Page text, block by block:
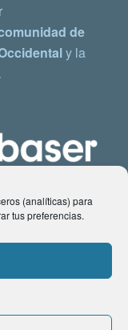
(analíticas) para
tus preferencias.
de
y la